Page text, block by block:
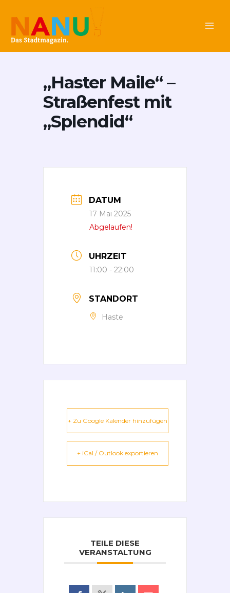
Inhalt
springen
„Haster Maile“ –
Straßenfest mit
„Splendid“
DATUM
17 Mai 2025
Abgelaufen!
UHRZEIT
11:00 - 22:00
STANDORT
Haste
+ Zu Google Kalender hinzufügen
+ iCal / Outlook exportieren
TEILE DIESE
VERANSTALTUNG